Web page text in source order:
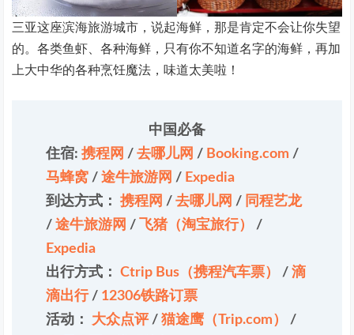
三亚这座滨海旅游城市，说起海鲜，那是肯定不会让你失望
的。各类鱼虾、各种海鲜，只有你不知道名字的海鲜，再加
上大中华的各种烹饪魔法，味道太美啦！
中国必备
住宿:携程网 /去哪儿网 / Booking.com /
马蜂窝 /途牛旅游网 / Expedia
到达方式：携程网 /去哪儿网 / 同程艺龙
/途牛旅游网 / 飞猪（淘宝旅行） /
Expedia
出行方式：Ctrip Bus（携程汽车票） /滴
滴出行 / 12306铁路订票
活动： 大众点评 /猫途鹰（Trip.com） /